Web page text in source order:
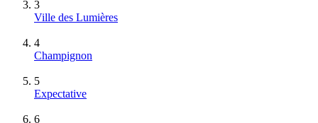
3
Ville des Lumières
4
Champignon
5
Expectative
6